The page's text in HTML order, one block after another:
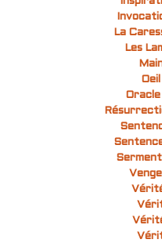
La
Les
Serment